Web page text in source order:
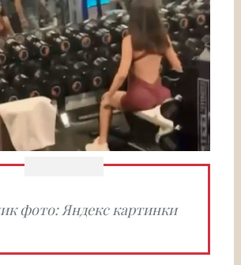
фото: Яндекс картинки